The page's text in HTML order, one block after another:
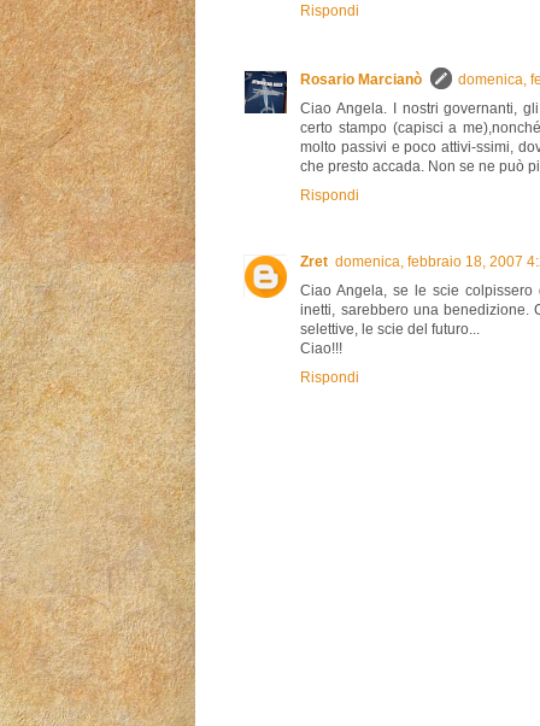
Rispondi
Rosario Marcianò
domenica,
Ciao Angela. I nostri governanti,
certo stampo (capisci a
molto passivi e poco attivi-ssimi,
che presto accada. Non se ne può
Rispondi
Zret domenica, febbraio 18, 2007
Ciao Angela, se le scie
inetti, sarebbero una benedizione.
selettive, le scie del futuro...
Ciao!!!
Rispondi